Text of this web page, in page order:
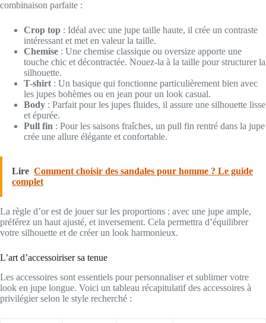
combinaison parfaite :
Crop top : Idéal avec une jupe taille haute, il crée un contraste
intéressant et met en valeur la taille.
Chemise : Une chemise classique ou oversize apporte une
touche chic et décontractée. Nouez-la à la taille pour structurer la
silhouette.
T-shirt : Un basique qui fonctionne particulièrement bien avec
les jupes bohèmes ou en jean pour un look casual.
Body : Parfait pour les jupes fluides, il assure une silhouette lisse
et épurée.
Pull fin : Pour les saisons fraîches, un pull fin rentré dans la jupe
crée une allure élégante et confortable.
Lire Comment choisir des sandales pour homme ? Le guide
complet
La règle d’or est de jouer sur les proportions : avec une jupe ample,
préférez un haut ajusté, et inversement. Cela permettra d’équilibrer
votre silhouette et de créer un look harmonieux.
L’art d’accessoiriser sa tenue
Les accessoires sont essentiels pour personnaliser et sublimer votre
look en jupe longue. Voici un tableau récapitulatif des accessoires à
privilégier selon le style recherché :